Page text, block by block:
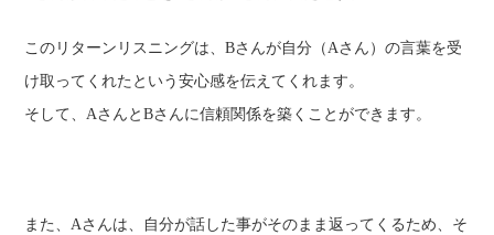
このリターンリスニングは、Bさんが自分（Aさん）の言葉を受
け取ってくれたという安心感を伝えてくれます。
そして、AさんとBさんに信頼関係を築くことができます。
また、Aさんは、自分が話した事がそのまま返ってくるため、そ